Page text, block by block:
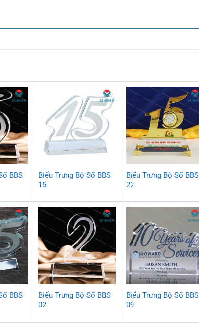
BBS
Biểu Trưng Bộ Số BBS
15
Biểu Trưng Bộ Số BBS
22
BBS
Biểu Trưng Bộ Số BBS
02
Biểu Trưng Bộ Số BBS
09